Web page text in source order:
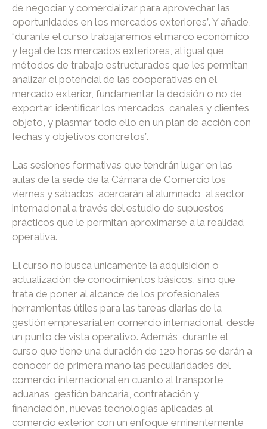
de negociar y comercializar para aprovechar las
oportunidades en los mercados exteriores”. Y añade,
“durante el curso trabajaremos el marco económico
y legal de los mercados exteriores, al igual que
métodos de trabajo estructurados que les permitan
analizar el potencial de las cooperativas en el
mercado exterior, fundamentar la decisión o no de
exportar, identificar los mercados, canales y clientes
objeto, y plasmar todo ello en un plan de acción con
fechas y objetivos concretos”.
Las sesiones formativas que tendrán lugar en las
aulas de la sede de la Cámara de Comercio los
viernes y sábados, acercarán al alumnado al sector
internacional a través del estudio de supuestos
prácticos que le permitan aproximarse a la realidad
operativa.
El curso no busca únicamente la adquisición o
actualización de conocimientos básicos, sino que
trata de poner al alcance de los profesionales
herramientas útiles para las tareas diarias de la
gestión empresarial en comercio internacional, desde
un punto de vista operativo. Además, durante el
curso que tiene una duración de 120 horas se darán a
conocer de primera mano las peculiaridades del
comercio internacional en cuanto al transporte,
aduanas, gestión bancaria, contratación y
financiación, nuevas tecnologías aplicadas al
comercio exterior con un enfoque eminentemente